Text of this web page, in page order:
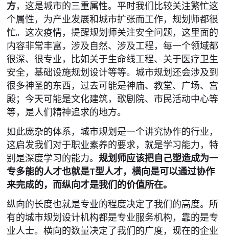
方，这是城市的三重属性。平时我们比较关注繁忙这
个属性，为产业发展和城市扩张而工作，规划师都很
忙。这次疫情，提醒规划师关注安全问题，这里面的
内容非常丰富，涉及自然、涉及工程，每一个领域都
很深、很专业，比如关于生命线工程、关于医疗卫生
安全，基础设施规划设计等等。城市规划还会涉及到
很多神圣的东西，过去可能是神庙、教堂、广场、宫
殿；今天可能是文化建筑，歌剧院、市民活动中心等
等，是人们精神追求的地方。
如此庞杂的体系，城市规划是一个讲究协作的行业，
这启发我们对于职业素养的要求，就是学习能力，特
别是深度学习的能力。规划师应该把自己塑造成为一
专多能的人才也就是T型人才，横向是可以通过协作
来完成的，而纵向才是我们的价值所在。
纵向的长度也就是专业的程度决定了我们的高度。所
有的城市规划设计机构都是专业服务机构，靠的是专
业人士。横向的数量决定了我们的广度，现在的企业